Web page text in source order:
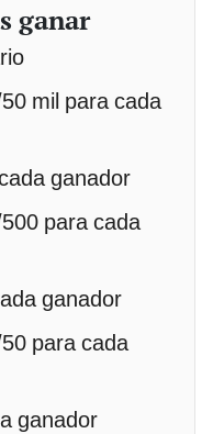
ganar
mil para cada
ganador
para cada
ganador
para cada
ganador